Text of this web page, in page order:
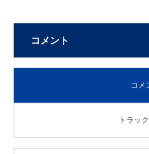
コメント
コメ
トラッ